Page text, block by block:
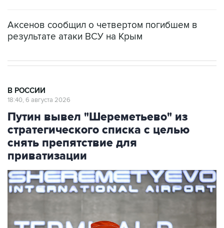
Аксенов сообщил о четвертом погибшем в
результате атаки ВСУ на Крым
В РОССИИ
18:40, 6 августа 2026
Путин вывел "Шереметьево" из
стратегического списка с целью
снять препятствие для
приватизации